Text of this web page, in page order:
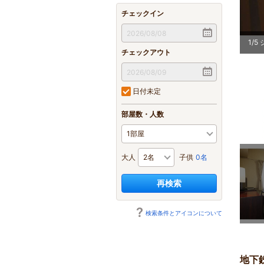
チェックイン
チェックアウト
日付未定
部屋数・人数
大人 子供 0名
再検索
検索条件とアイコンについて
2/5
地下